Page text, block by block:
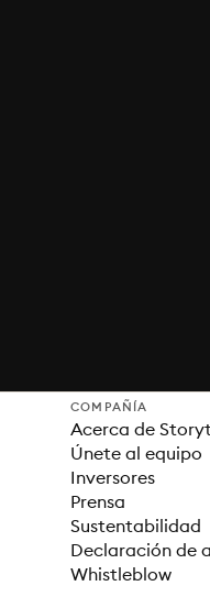
COMPAÑÍA
Acerca de
Únete al equipo
Inversores
Prensa
Sustentabilidad
Declaración de
Whistleblow